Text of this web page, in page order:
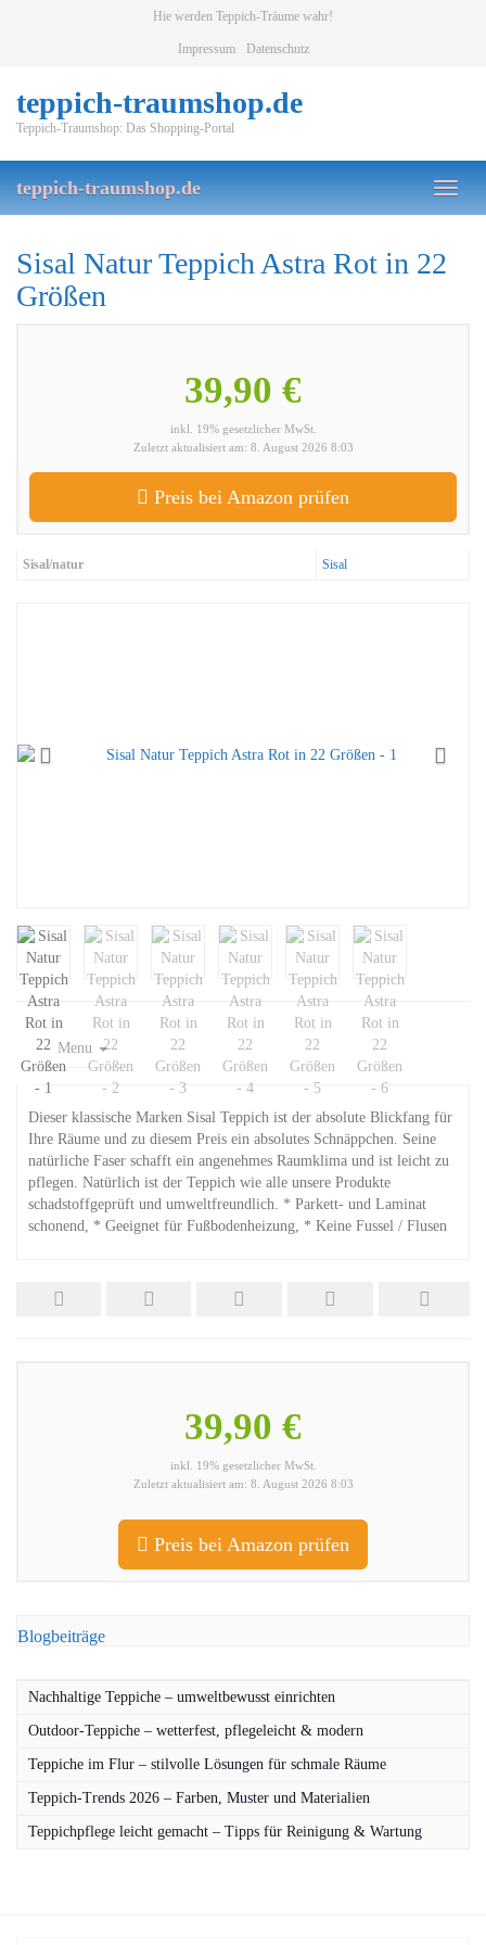
Hie werden Teppich-Träume wahr!
Impressum Datenschutz
teppich-traumshop.de
Teppich-Traumshop: Das Shopping-Portal
Toggle
teppich-traumshop.de
Sisal Natur Teppich Astra Rot in 22
Größen
39,90 €
inkl. 19% gesetzlicher MwSt.
Zuletzt aktualisiert am: 8. August 2026 8:03
Preis bei Amazon prüfen
Sisal/natur Sisal
Menu
Dieser klassische Marken Sisal Teppich ist der absolute Blickfang für
Ihre Räume und zu diesem Preis ein absolutes Schnäppchen. Seine
natürliche Faser schafft ein angenehmes Raumklima und ist leicht zu
pflegen. Natürlich ist der Teppich wie alle unsere Produkte
schadstoffgeprüft und umweltfreundlich. * Parkett- und Laminat
schonend, * Geeignet für Fußbodenheizung, * Keine Fussel / Flusen
39,90 €
inkl. 19% gesetzlicher MwSt.
Zuletzt aktualisiert am: 8. August 2026 8:03
Preis bei Amazon prüfen
Blogbeiträge
Nachhaltige Teppiche – umweltbewusst einrichten
Outdoor-Teppiche – wetterfest, pflegeleicht & modern
Teppiche im Flur – stilvolle Lösungen für schmale Räume
Teppich-Trends 2026 – Farben, Muster und Materialien
Teppichpflege leicht gemacht – Tipps für Reinigung & Wartung